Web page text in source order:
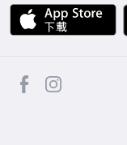
facebook